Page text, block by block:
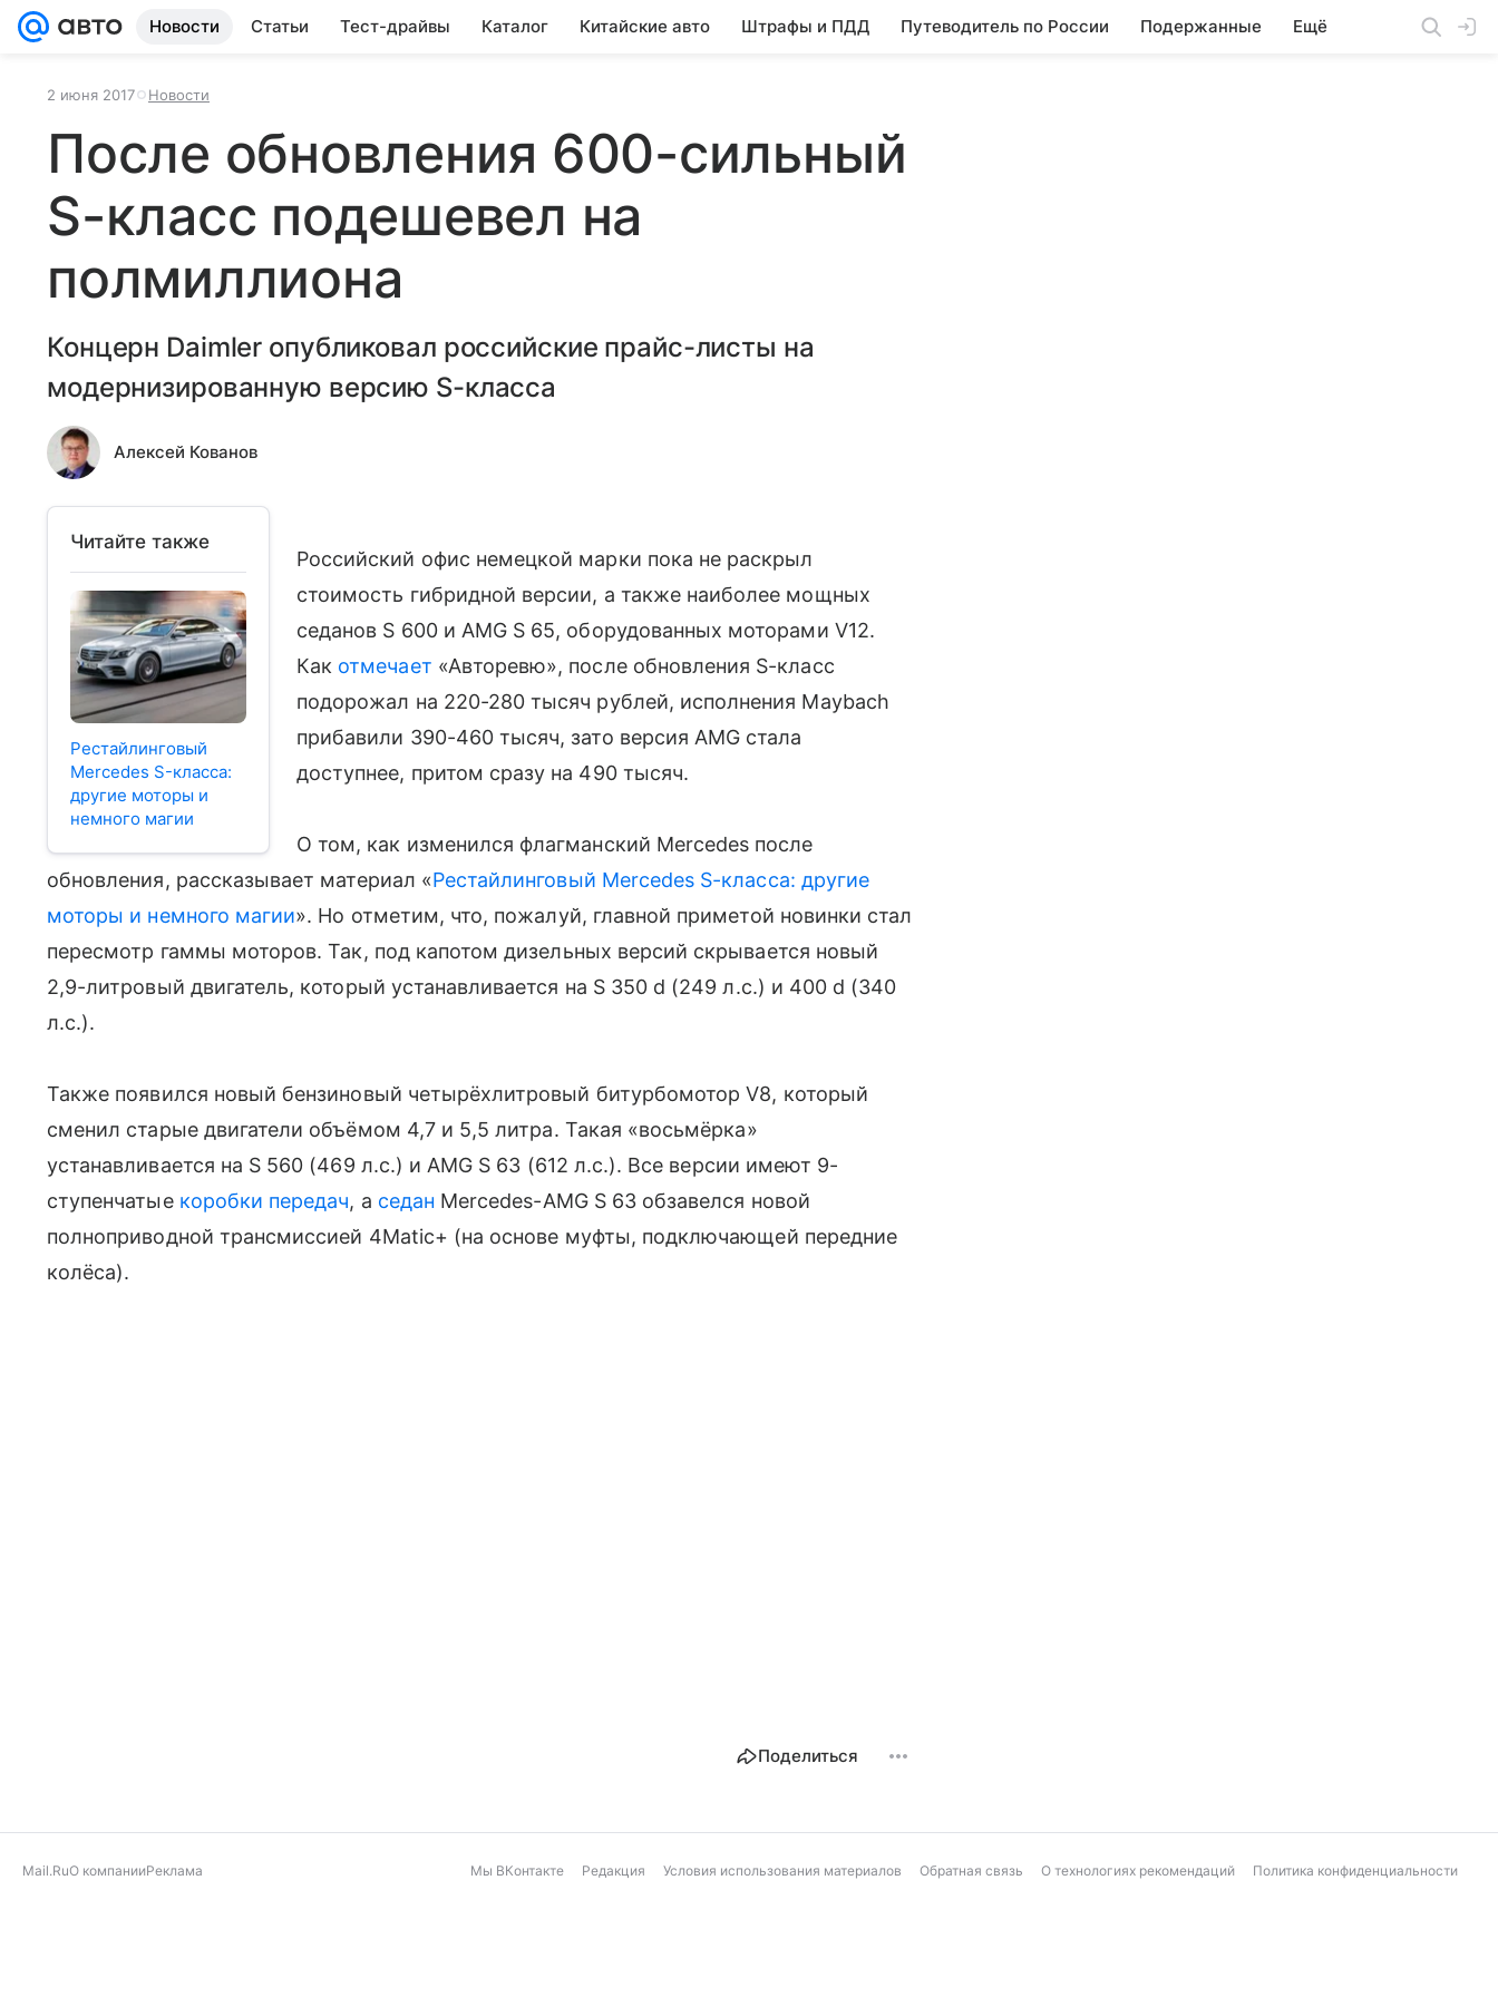
Новости Статьи Тест-драйвы Каталог Китайские авто Штрафы и ПДД Путеводитель по России Подержанные Ещё
2 июня 2017 Новости
После обновления 600-сильный
S-класс подешевел на
полмиллиона
Концерн Daimler опубликовал российские прайс-листы на
модернизированную версию S-класса
Алексей Кованов
Читайте также
Рестайлинговый
Mercedes S-класса:
другие моторы и
немного магии
Российский офис немецкой марки пока не раскрыл
стоимость гибридной версии, а также наиболее мощных
седанов S 600 и AMG S 65, оборудованных моторами V12.
Как отмечает «Авторевю», после обновления S-класс
подорожал на 220-280 тысяч рублей, исполнения Maybach
прибавили 390-460 тысяч, зато версия AMG стала
доступнее, притом сразу на 490 тысяч.
О том, как изменился флагманский Mercedes после
обновления, рассказывает материал «Рестайлинговый Mercedes S-класса: другие
моторы и немного магии». Но отметим, что, пожалуй, главной приметой новинки стал
пересмотр гаммы моторов. Так, под капотом дизельных версий скрывается новый
2,9-литровый двигатель, который устанавливается на S 350 d (249 л.с.) и 400 d (340
л.с.).
Также появился новый бензиновый четырёхлитровый битурбомотор V8, который
сменил старые двигатели объёмом 4,7 и 5,5 литра. Такая «восьмёрка»
устанавливается на S 560 (469 л.с.) и AMG S 63 (612 л.с.). Все версии имеют 9-
ступенчатые коробки передач, а седан Mercedes-AMG S 63 обзавелся новой
полноприводной трансмиссией 4Matic+ (на основе муфты, подключающей передние
колёса).
Поделиться
Mail.RuО компанииРеклама Мы ВКонтакте Редакция Условия использования материалов Обратная связь О технологиях рекомендаций Политика конфиденциальности